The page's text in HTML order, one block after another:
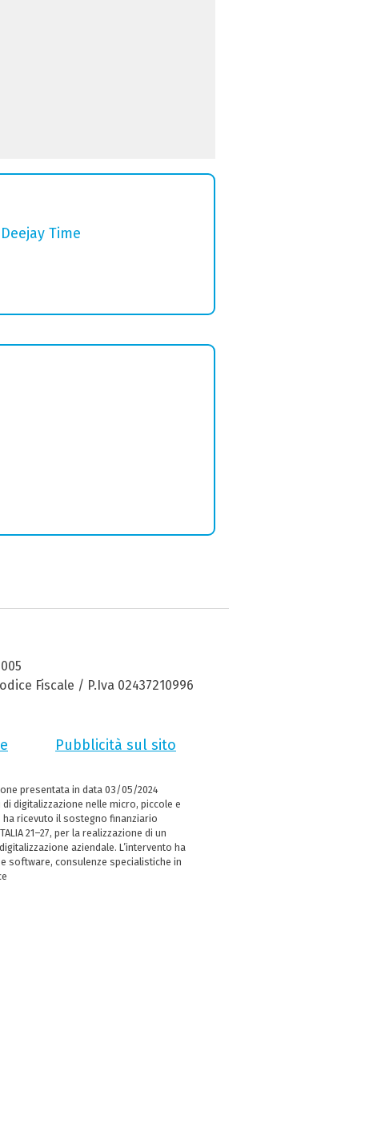
Time
Fiscale / P.Iva 02437210996
Pubblicità sul sito
presentata in data 03/05/2024
digitalizzazione nelle micro, piccole e
ha ricevuto il sostegno finanziario
21–27, per la realizzazione di un
aziendale. L’intervento ha
software, consulenze specialistiche in